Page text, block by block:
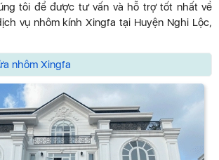
tôi để được tư vấn và hỗ trợ tốt nhất về
vụ nhôm kính Xingfa tại Huyện Nghi Lộc,
nhôm Xingfa